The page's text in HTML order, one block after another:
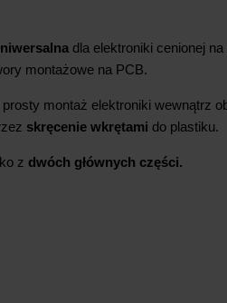
dla elektroniki cenionej
montażowe na PCB.
montaż elektroniki wewnątrz
skręcenie wkrętami do plastiku.
z dwóch głównych części.